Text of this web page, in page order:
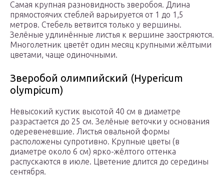
Самая крупная разновидность зверобоя. Длина
прямостоячих стеблей варьируется от 1 до 1,5
метров. Стебель ветвится только у вершины.
Зелёные удлинённые листья к вершине заостряются.
Многолетник цветёт один месяц крупными жёлтыми
цветами, чаще одиночными.
Зверобой олимпийский (Hypericum
olympicum)
Невысокий кустик высотой 40 см в диаметре
разрастается до 25 см. Зелёные веточки у основания
одеревеневшие. Листья овальной формы
расположены супротивно. Крупные цветы (в
диаметре около 6 см) ярко-жёлтого оттенка
распускаются в июле. Цветение длится до середины
сентября.